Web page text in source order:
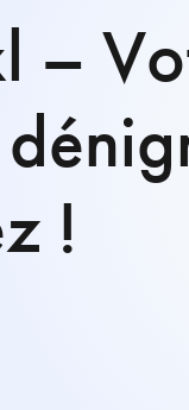
–
!